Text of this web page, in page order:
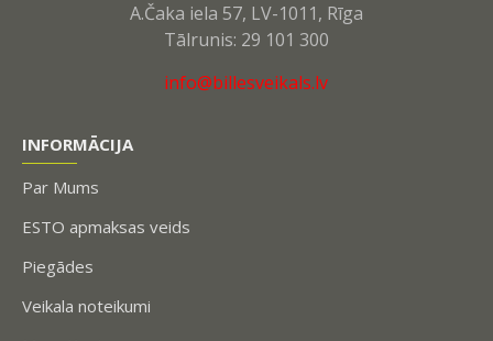
A.Čaka iela 57, LV-1011, Rīga
Tālrunis: 29 101 300
info@billesveikals.lv
INFORMĀCIJA
Par Mums
ESTO apmaksas veids
Piegādes
Veikala noteikumi